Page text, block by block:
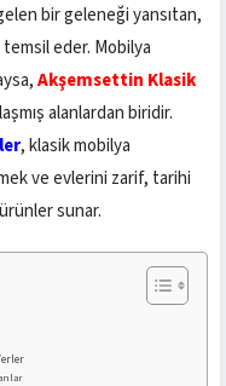
bir geleneği yansıtan,
eder. Mobilya
Akşemsettin Klasik
alanlardan biridir.
, klasik mobilya
ve evlerini zarif, tarihi
sunar.